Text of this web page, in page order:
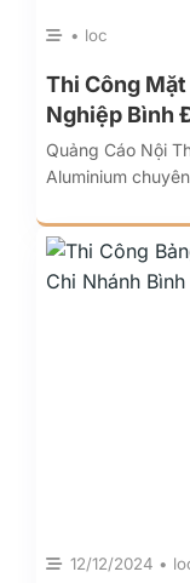
• loc
Thi Công
Nghiệp Bình
Quảng Cáo Nội
Aluminium
12/12/2024 •